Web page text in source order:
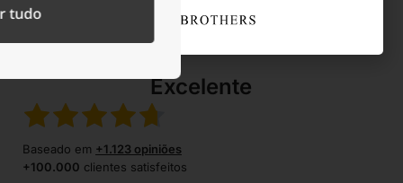
Excelente
Baseado em +1.123 opiniões
+100.000 clientes satisfeitos
tudo